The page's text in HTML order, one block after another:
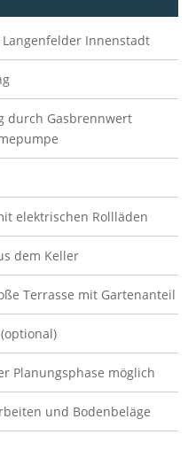
Innenstadt
durch Gasbrennwert
elektrischen Rollläden
dem Keller
Terrasse mit Gartenanteil
Planungsphase möglich
und Bodenbeläge